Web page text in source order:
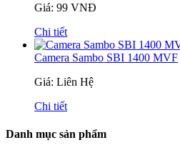
Giá: 99 VNĐ
Chi tiết
Camera Sambo SBI 1400 MVF
Giá: Liên Hệ
Chi tiết
Danh mục sản phẩm